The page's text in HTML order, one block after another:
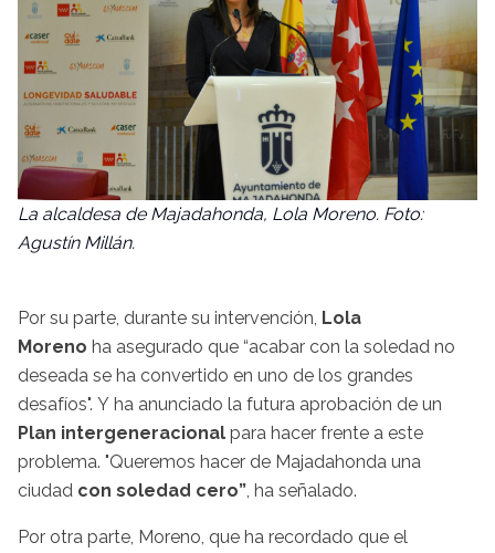
La alcaldesa de Majadahonda, Lola Moreno. Foto:
Agustín Millán.
Por su parte, durante su intervención, Lola
Moreno ha asegurado que “acabar con la soledad no
deseada se ha convertido en uno de los grandes
desafíos". Y ha anunciado la futura aprobación de un
Plan intergeneracional para hacer frente a este
problema. "Queremos hacer de Majadahonda una
ciudad con soledad cero” , ha señalado.
Por otra parte, Moreno, que ha recordado que el